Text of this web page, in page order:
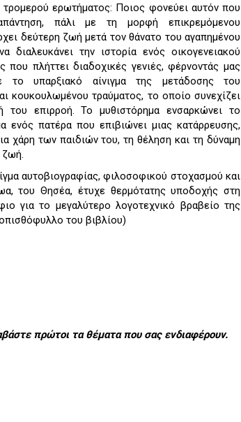
ερωτήματος: Ποιος φονεύει αυτόν που
πάλι με τη μορφή επικρεμόμενου
δεύτερη ζωή μετά τον θάνατο του αγαπημένου
διαλευκάνει την ιστορία ενός οικογενειακού
που πλήττει διαδοχικές γενιές, φέρνοντάς μας
το υπαρξιακό αίνιγμα της μετάδοσης του
κουκουλωμένου τραύματος, το οποίο συνεχίζει
του επιρροή. Το μυθιστόρημα ενσαρκώνει το
ενός πατέρα που επιβιώνει μιας κατάρρευσης,
χάρη των παιδιών του, τη θέληση και τη δύναμη
ζωή.
αυτοβιογραφίας, φιλοσοφικού στοχασμού και
του Θησέα, έτυχε θερμότατης υποδοχής στη
για το μεγαλύτερο λογοτεχνικό βραβείο της
του βιβλίου)
πρώτοι τα θέματα που σας ενδιαφέρουν.